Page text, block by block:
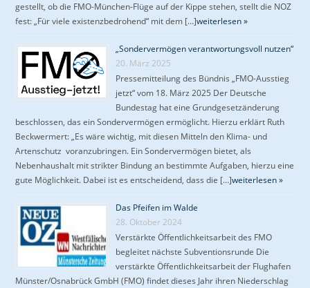
gestellt, ob die FMO-München-Flüge auf der Kippe stehen, stellt die NOZ
fest: „Für viele existenzbedrohend“ mit dem […]weiterlesen »
„Sondervermögen verantwortungsvoll nutzen“
20. März 2025
Pressemitteilung des Bündnis „FMO-Ausstieg
jetzt“ vom 18. März 2025 Der Deutsche
Bundestag hat eine Grundgesetzänderung
beschlossen, das ein Sondervermögen ermöglicht. Hierzu erklärt Ruth
Beckwermert: „Es wäre wichtig, mit diesen Mitteln den Klima- und
Artenschutz voranzubringen. Ein Sondervermögen bietet, als
Nebenhaushalt mit strikter Bindung an bestimmte Aufgaben, hierzu eine
gute Möglichkeit. Dabei ist es entscheidend, dass die […]weiterlesen »
Das Pfeifen im Walde
28. Oktober 2024
Verstärkte Öffentlichkeitsarbeit des FMO
begleitet nächste Subventionsrunde Die
verstärkte Öffentlichkeitsarbeit der Flughafen
Münster/Osnabrück GmbH (FMO) findet dieses Jahr ihren Niederschlag